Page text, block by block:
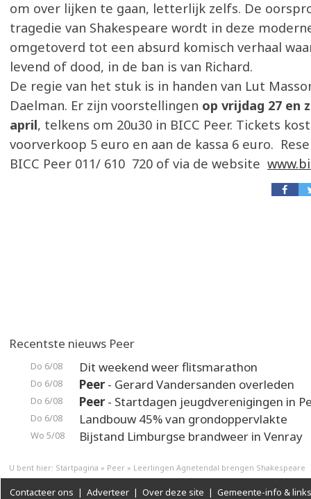
om over lijken te gaan, letterlijk zelfs. De
tragedie van Shakespeare wordt in deze
omgetoverd tot een absurd komisch verhaal
levend of dood, in de ban is van Richard.
De regie van het stuk is in handen van Lut
Daelman. Er zijn voorstellingen op vrijdag 27 en
april, telkens om 20u30 in BICC Peer. Tickets
voorverkoop 5 euro en aan de kassa 6 euro.
BICC Peer 011/ 610 720 of via de website
Recentste nieuws Peer
Do 6/08 Dit weekend weer flitsmarathon
Do 6/08 Peer- Gerard Vandersanden overleden
Do 6/08 Peer- Startdagen jeugdverenigingen in
Do 6/08 Landbouw 45% van grondoppervlakte
Wo 5/08 Bijstand Limburgse brandweer in Venray
U bent hier: Startpagina » Peer » Leerlingen Agnetendal brengen Shakespeare
Contacteer ons | Adverteer | Over deze site | Gemeente-info & links